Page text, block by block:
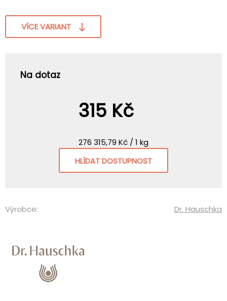
VÍCE VARIANT
Na dotaz
315 Kč
276 315,79 Kč / 1 kg
HLÍDAT DOSTUPNOST
Výrobce: Dr. Hauschka